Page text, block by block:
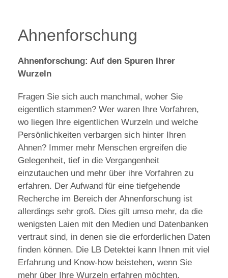
Ahnenforschung
Ahnenforschung: Auf den Spuren Ihrer
Wurzeln
Fragen Sie sich auch manchmal, woher Sie
eigentlich stammen? Wer waren Ihre Vorfahren,
wo liegen Ihre eigentlichen Wurzeln und welche
Persönlichkeiten verbargen sich hinter Ihren
Ahnen? Immer mehr Menschen ergreifen die
Gelegenheit, tief in die Vergangenheit
einzutauchen und mehr über ihre Vorfahren zu
erfahren. Der Aufwand für eine tiefgehende
Recherche im Bereich der Ahnenforschung ist
allerdings sehr groß. Dies gilt umso mehr, da die
wenigsten Laien mit den Medien und Datenbanken
vertraut sind, in denen sie die erforderlichen Daten
finden können. Die LB Detektei kann Ihnen mit viel
Erfahrung und Know-how beistehen, wenn Sie
mehr über Ihre Wurzeln erfahren möchten.